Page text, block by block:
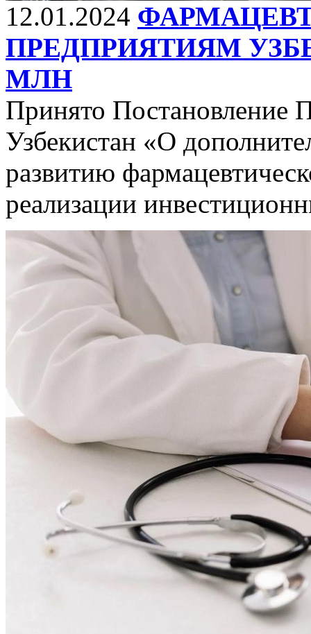
12.01.2024
ПРЕДПРИЯТИЯМ
МЛН
Принято Постановление
Узбекистан «О
развитию
реализации